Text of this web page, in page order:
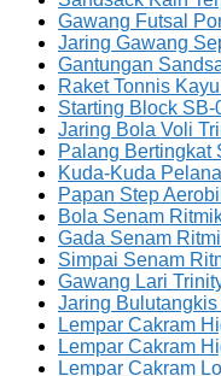
Gawang Futsal
Jaring Gawang
Gantungan
Raket Tonnis
Starting Block SB-
Jaring Bola Voli
Palang Bertingkat
Kuda-Kuda
Papan Step
Bola Senam
Gada Senam
Simpai Senam
Gawang Lari
Jaring
Lempar Cakram
Lempar Cakram
Lempar Cakram